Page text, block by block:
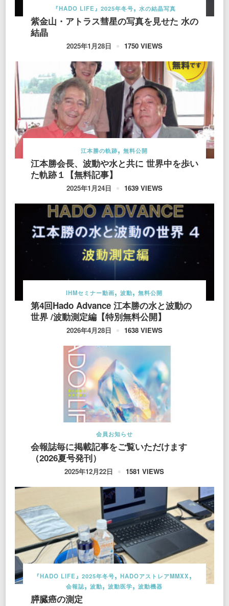
『HADO LIFE』2025年冬号 水の結晶写真
紫金山・アトラス彗星の写真を見せた 水の
結晶
2025年1月28日 1750 VIEWS
江本勝の軌跡 無料公開
江本勝会長、波動や水と共に 世界中を歩い
た軌跡１【無料記事】
2025年1月24日 1639 VIEWS
IHMセミナー動画 波動 無料公開
第4回Hado Advance 江本勝の水と波動の
世界 /波動測定編【特別無料公開】
2026年4月28日 1638 VIEWS
会員お知らせ
会報誌毎に掲載記事をご覧いただけます
（2026夏号発刊）
2025年12月22日 1581 VIEWS
『HADO LIFE』2025年冬号
HADOアストレアMMXX
会報誌
波動 波動医学 波動機器
膵臓癌の測定